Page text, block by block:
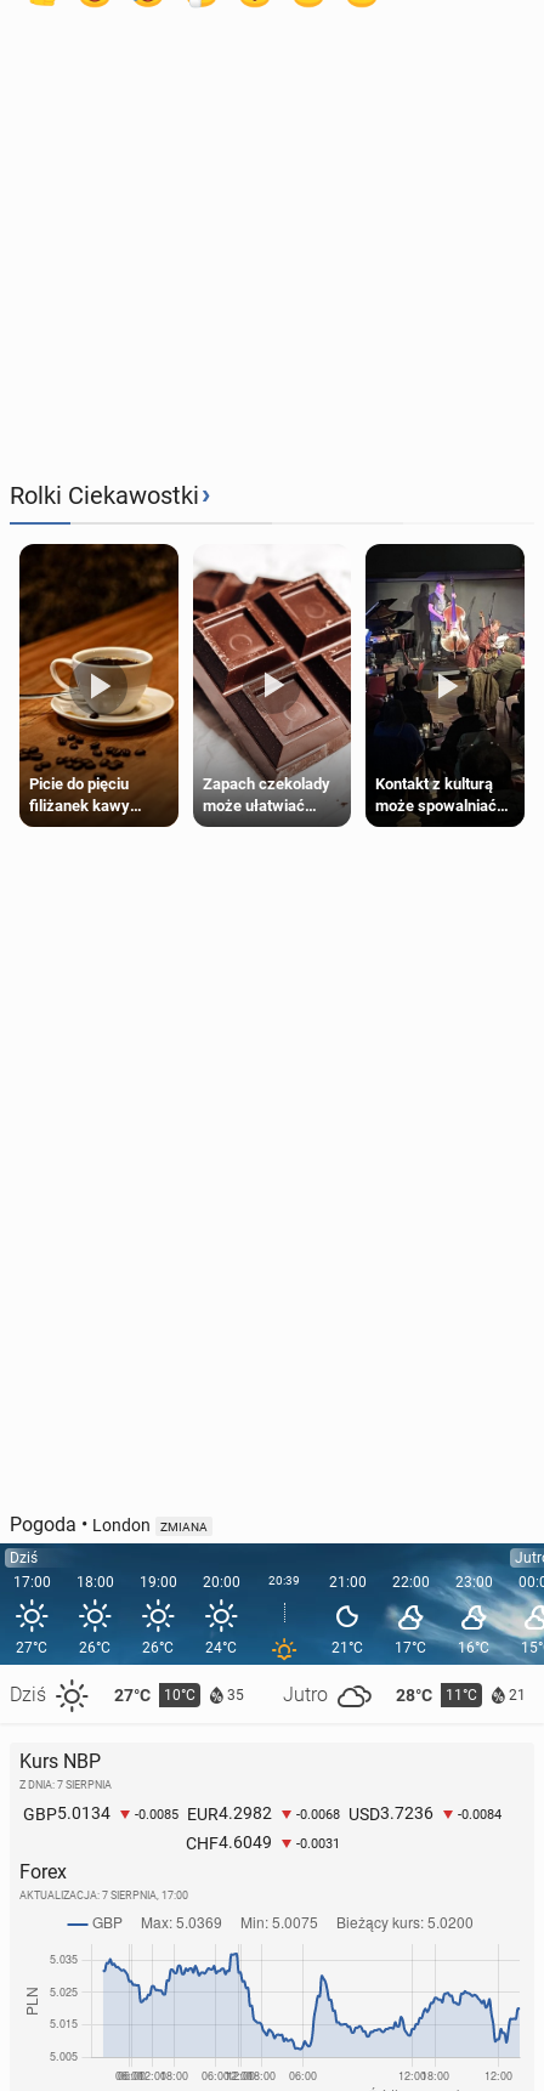
Rolki Ciekawostki›
Picie do pięciu
filiżanek kawy
dziennie jest
Zapach czekolady
może ułatwiać
trening siłowy
Kontakt z kulturą
może spowalniać
starzenie
Pogoda • London ZMIANA
Dziś
17:00
27°C
Dziś 27°C 10°C 35 Jutro 28°C 11°C 21
18:00
26°C
19:00
26°C
20:00
24°C
20:39 21:00
21°C
22:00
17°C
23:00
16°C
Kurs NBP
Z DNIA: 7 SIERPNIA
GBP5.0134 -0.0085 EUR4.2982 -0.0068 USD3.7236 -0.0084
CHF4.6049 -0.0031
Forex
AKTUALIZACJA: 7 SIERPNIA, 17:00